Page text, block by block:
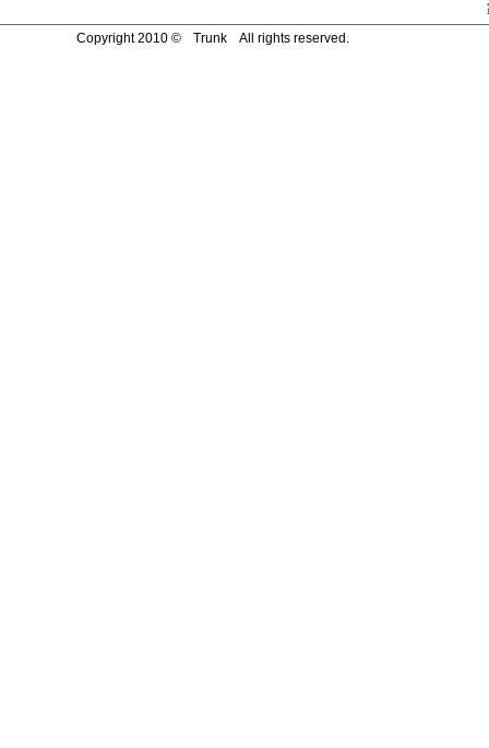
Copyright 2010 © Trunk All rights reserved.